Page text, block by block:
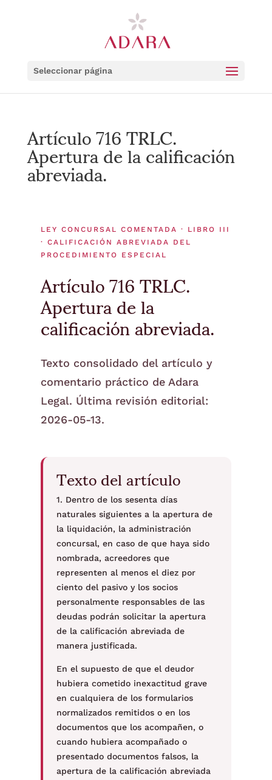
Seleccionar página
Artículo 716 TRLC.
Apertura de la calificación
abreviada.
LEY CONCURSAL COMENTADA · LIBRO III
· CALIFICACIÓN ABREVIADA DEL
PROCEDIMIENTO ESPECIAL
Artículo 716 TRLC.
Apertura de la
calificación abreviada.
Texto consolidado del artículo y
comentario práctico de Adara
Legal. Última revisión editorial:
2026-05-13.
Texto del artículo
1. Dentro de los sesenta días
naturales siguientes a la apertura de
la liquidación, la administración
concursal, en caso de que haya sido
nombrada, acreedores que
representen al menos el diez por
ciento del pasivo y los socios
personalmente responsables de las
deudas podrán solicitar la apertura
de la calificación abreviada de
manera justificada.
En el supuesto de que el deudor
hubiera cometido inexactitud grave
en cualquiera de los formularios
normalizados remitidos o en los
documentos que los acompañen, o
cuando hubiera acompañado o
presentado documentos falsos, la
apertura de la calificación abreviada